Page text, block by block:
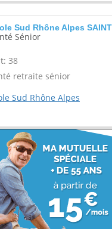
Sud Rhône Alpes SAINT
Sénior
38
retraite sénior
Sud Rhône Alpes